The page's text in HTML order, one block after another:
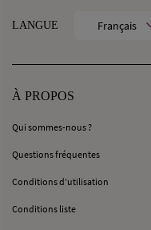
LANGUE Français
À PROPOS
Qui sommes-nous ?
Questions fréquentes
Conditions d’utilisation
Conditions liste